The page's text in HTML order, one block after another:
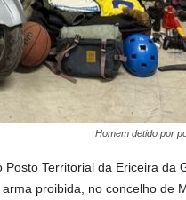
Homem detido por
Territorial da Ericeira da
proibida, no concelho de